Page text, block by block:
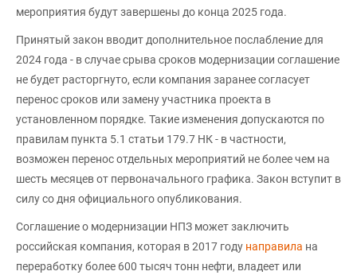
мероприятия будут завершены до конца 2025 года.
Принятый закон вводит дополнительное послабление для
2024 года - в случае срыва сроков модернизации соглашение
не будет расторгнуто, если компания заранее согласует
перенос сроков или замену участника проекта в
установленном порядке. Такие изменения допускаются по
правилам пункта 5.1 статьи 179.7 НК - в частности,
возможен перенос отдельных мероприятий не более чем на
шесть месяцев от первоначального графика. Закон вступит в
силу со дня официального опубликования.
Соглашение о модернизации НПЗ может заключить
российская компания, которая в 2017 году направила на
переработку более 600 тысяч тонн нефти, владеет или